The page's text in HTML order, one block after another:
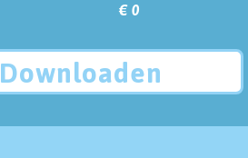
€ 0
Downloaden